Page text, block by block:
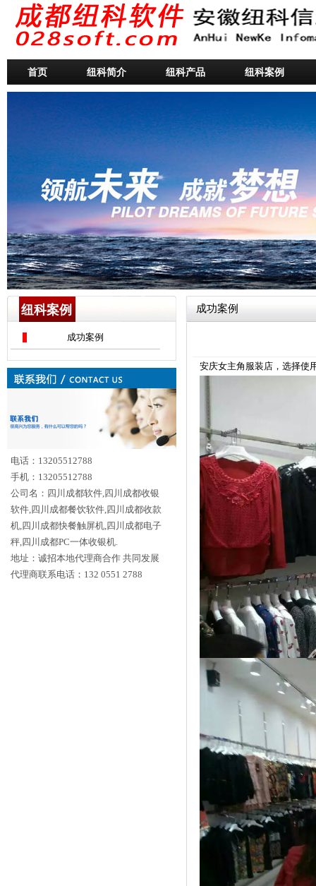
首页 纽科简介 纽科产品 纽科案例
纽科案例
成功案例
电话：13205512788
手机：13205512788
公司名：四川成都软件,四川成都收银
软件,四川成都餐饮软件,四川成都收款
机,四川成都快餐触屏机,四川成都电子
秤,四川成都PC一体收银机.
地址：诚招本地代理商合作 共同发展
代理商联系电话：132 0551 2788
成功案例
安庆女主角服装店，选择使